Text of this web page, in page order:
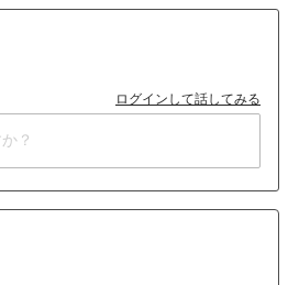
ログインして話してみる